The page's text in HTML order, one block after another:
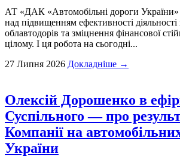
АТ «ДАК «Автомобільні дороги
над підвищенням ефективності
облавтодорів та зміцнення фінансової
цілому. І ця робота на сьогодні...
27 Липня 2026 Докладніше →
Олексій Дорошенко в
Суспільного — про
Компанії на
України